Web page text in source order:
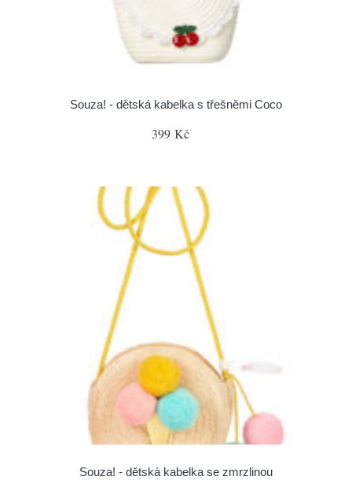
Souza! - dětská kabelka s třešněmi Coco
399 Kč
Souza! - dětská kabelka se zmrzlinou